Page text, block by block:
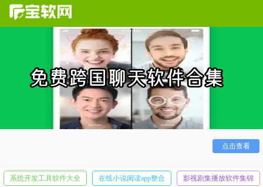
点击查看
现在是一个全球互通的时代，我们也在生活、网络中认识
了各种各样的外国友人，今天就让我们一起来使用这些软件来
与外国友人们进行跨国聊天，随时保持彼此之间的情感！让友
系统开发工具软件大全 在线小说阅读app整合 影视剧集播放软件集锦